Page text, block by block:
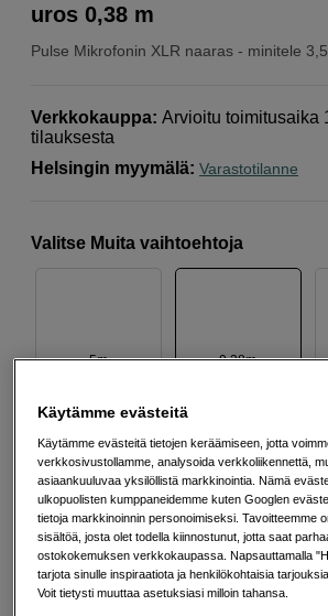
Pulse Mikrofonin XLR naaras - minitele
uros 0,38 m
Verkkokauppa: Arvioitu toimitusaika
tilauksesta
Helsingin myymälä: Varastotilanne
Valitse Muita vaihtoehtoja
5m 0,38m
3m
67 EUR
Käytämme evästeitä
Käytämme evästeitä tietojen keräämiseen, jotta
verkkosivustollamme, analysoida verkkoliikennettä,
asiaankuuluvaa yksilöllistä markkinointia. Nämä
ulkopuolisten kumppaneidemme kuten Googlen
tietoja markkinoinnin personoimiseksi. Tavoitteemme
sisältöä, josta olet todella kiinnostunut, jotta saat
ostokokemuksen verkkokaupassa. Napsauttamalla
tarjota sinulle inspiraatiota ja henkilökohtaisia
Voit tietysti muuttaa asetuksiasi milloin tahansa.